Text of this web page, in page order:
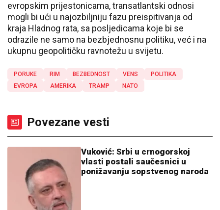
evropskim prijestonicama, transatlantski odnosi
mogli bi ući u najozbiljniju fazu preispitivanja od
kraja Hladnog rata, sa posljedicama koje bi se
odrazile ne samo na bezbjednosnu politiku, već i na
ukupnu geopolitičku ravnotežu u svijetu.
PORUKE RIM BEZBEDNOST VENS
POLITIKA
EVROPA
AMERIKA TRAMP NATO
Povezane vesti
Vuković: Srbi u crnogorskoj
vlasti postali saučesnici u
ponižavanju sopstvenog naroda